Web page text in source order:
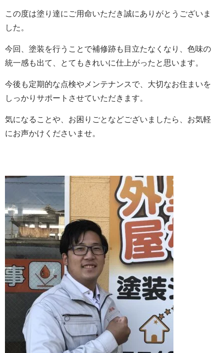
この度は塗り達にご用命いただき誠にありがとうございま
した。
今回、塗装を行うことで補修跡も目立たなくなり、色味の
統一感も出て、とてもきれいに仕上がったと思います。
今後も定期的な点検やメンテナンスで、大切なお住まいを
しっかりサポートさせていただきます。
気になることや、お困りごとなどございましたら、お気軽
にお声かけくださいませ。